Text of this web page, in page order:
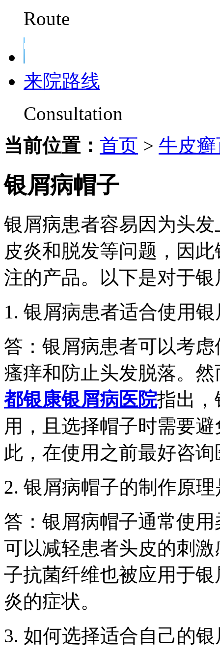
Route
来院路线
Consultation
当前位置： 首页 > 牛皮
银屑病帽子
银屑病患者容易因为头
皮炎和脱发等问题，因
注的产品。以下是对于
1. 银屑病患者适合使用
答：银屑病患者可以考
瘙痒和防止头发脱落。
都银康银屑病医院指出，
用，且选择帽子时需要
此，在使用之前最好咨
2. 银屑病帽子的制作原
答：银屑病帽子通常使
可以减轻患者头皮的刺
子抗菌纤维也被应用于
炎的症状。
3. 如何选择适合自己的